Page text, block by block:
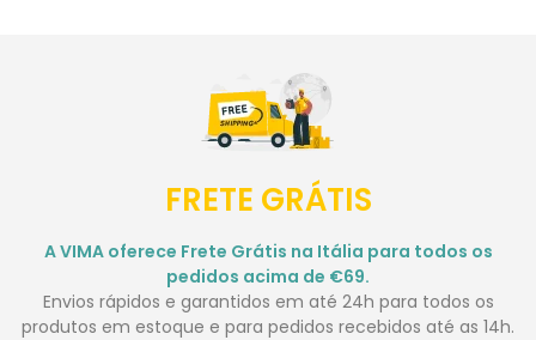
FRETE GRÁTIS
A VIMA oferece Frete Grátis na Itália para todos os
pedidos acima de €69.
Envios rápidos e garantidos em até 24h para todos os
produtos em estoque e para pedidos recebidos até as 14h.